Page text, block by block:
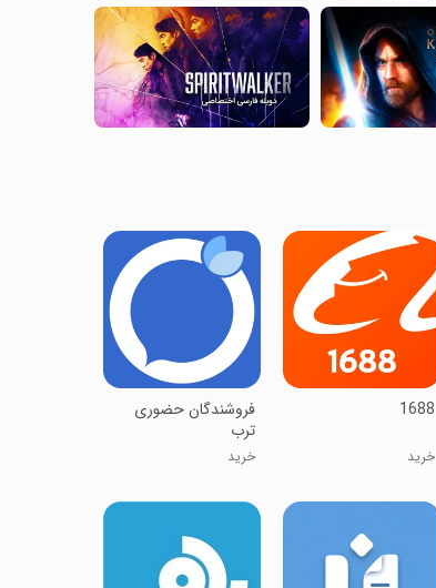
1688
خرید
‏فروشندگان حضوری
ترب
خرید